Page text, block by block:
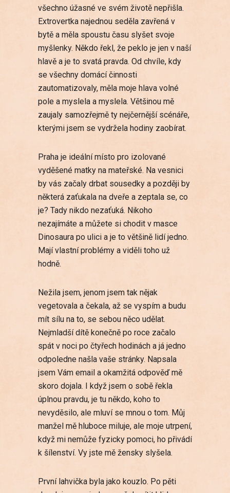
všechno úžasné ve svém životě nepřišla.
Extrovertka najednou seděla zavřená v
bytě a měla spoustu času slyšet svoje
myšlenky. Někdo řekl, že peklo je jen v naší
hlavě a je to svatá pravda. Od chvíle, kdy
se všechny domácí činnosti
zautomatizovaly, měla moje hlava volné
pole a myslela a myslela. Většinou mě
zaujaly samozřejmě ty nejčernější scénáře,
kterými jsem se vydržela hodiny zaobírat.
Praha je ideální místo pro izolované
vyděšené matky na mateřské. Na vesnici
by vás začaly drbat sousedky a později by
některá zaťukala na dveře a zeptala se, co
je? Tady nikdo nezaťuká. Nikoho
nezajímáte a můžete si chodit v masce
Dinosaura po ulici a je to většině lidí jedno.
Mají vlastní problémy a viděli toho už
hodně.
Nežila jsem, jenom jsem tak nějak
vegetovala a čekala, až se vyspím a budu
mít sílu na to, se sebou něco udělat.
Nejmladší dítě konečně po roce začalo
spát v noci po čtyřech hodinách a já jedno
odpoledne našla vaše stránky. Napsala
jsem Vám email a okamžitá odpověď mě
skoro dojala. I když jsem o sobě řekla
úplnou pravdu, je tu někdo, koho to
nevyděsilo, ale mluví se mnou o tom. Můj
manžel mě hluboce miluje, ale moje utrpení,
když mi nemůže fyzicky pomoci, ho přivádí
k šílenství. Vy jste mě žensky slyšela.
První lahvička byla jako kouzlo. Po pěti